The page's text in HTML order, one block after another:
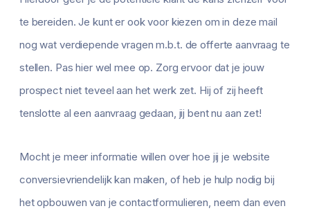
te bereiden. Je kunt er ook voor kiezen om in deze mail
nog wat verdiepende vragen m.b.t. de offerte aanvraag te
stellen. Pas hier wel mee op. Zorg ervoor dat je jouw
prospect niet teveel aan het werk zet. Hij of zij heeft
tenslotte al een aanvraag gedaan, jij bent nu aan zet!
Mocht je meer informatie willen over hoe jij je website
conversievriendelijk kan maken, of heb je hulp nodig bij
het opbouwen van je contactformulieren, neem dan even